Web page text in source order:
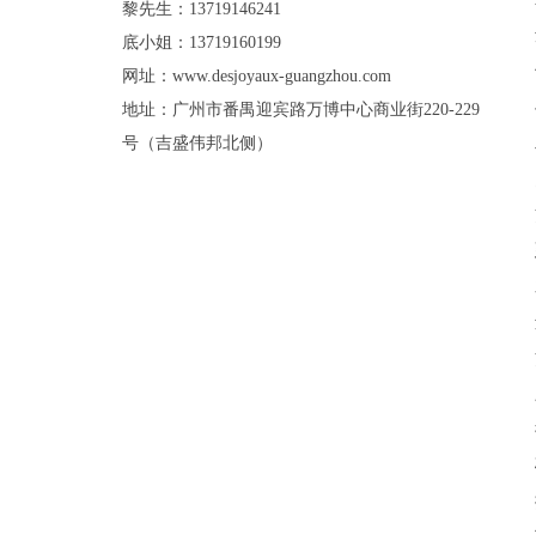
黎先生：13719146241
底小姐：13719160199
网址：www.desjoyaux-guangzhou.com
地址：广州市番禺迎宾路万博中心商业街220-229
号（吉盛伟邦北侧）